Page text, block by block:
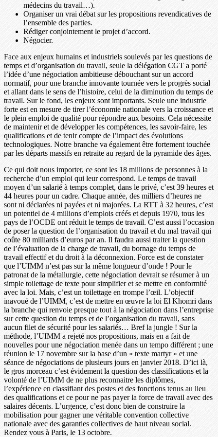
médecins du travail…).
Organiser un vrai débat sur les propositions revendicatives de
l’ensemble des parties.
Rédiger conjointement le projet d’accord.
Négocier.
Face aux enjeux humains et industriels soulevés par les questions de
temps et d’organisation du travail, seule la délégation CGT a porté
l’idée d’une négociation ambitieuse débouchant sur un accord
normatif, pour une branche innovante tournée vers le progrès social
et allant dans le sens de l’histoire, celui de la diminution du temps de
travail. Sur le fond, les enjeux sont importants. Seule une industrie
forte est en mesure de tirer l’économie nationale vers la croissance et
le plein emploi de qualité pour répondre aux besoins. Cela nécessite
de maintenir et de développer les compétences, les savoir-faire, les
qualifications et de tenir compte de l’impact des évolutions
technologiques. Notre branche va également être fortement touchée
par les départs massifs en retraite au regard de la pyramide des âges.
Ce qui doit nous importer, ce sont les 18 millions de personnes à la
recherche d’un emploi qui leur correspond. Le temps de travail
moyen d’un salarié à temps complet, dans le privé, c’est 39 heures et
44 heures pour un cadre. Chaque année, des milliers d’heures ne
sont ni déclarées ni payées et ni majorées. La RTT à 32 heures, c’est
un potentiel de 4 millions d’emplois créés et depuis 1970, tous les
pays de l’OCDE ont réduit le temps de travail. C’est aussi l’occasion
de poser la question de l’organisation du travail et du mal travail qui
coûte 80 milliards d’euros par an. Il faudra aussi traiter la question
de l’évaluation de la charge de travail, du bornage du temps de
travail effectif et du droit à la déconnexion. Force est de constater
que l’UIMM n’est pas sur la même longueur d’onde ! Pour le
patronat de la métallurgie, cette négociation devrait se résumer à un
simple toilettage de texte pour simplifier et se mettre en conformité
avec la loi. Mais, c’est un toilettage en trompe l’œil. L’objectif
inavoué de l’UIMM, c’est de mettre en œuvre la loi El Khomri dans
la branche qui renvoie presque tout à la négociation dans l’entreprise
sur cette question du temps et de l’organisation du travail, sans
aucun filet de sécurité pour les salariés… Bref la jungle ! Sur la
méthode, l’UIMM a rejeté nos propositions, mais en a fait de
nouvelles pour une négociation menée dans un tempo différent ; une
réunion le 17 novembre sur la base d’un « texte martyr » et une
séance de négociations de plusieurs jours en janvier 2018. D’ici là,
le gros morceau c’est évidement la question des classifications et la
volonté de l’UIMM de ne plus reconnaitre les diplômes,
l’expérience en classifiant des postes et des fonctions tenus au lieu
des qualifications et ce pour ne pas payer la force de travail avec des
salaires décents. L’urgence, c’est donc bien de construire la
mobilisation pour gagner une véritable convention collective
nationale avec des garanties collectives de haut niveau social.
Rendez vous à Paris, le 13 octobre.